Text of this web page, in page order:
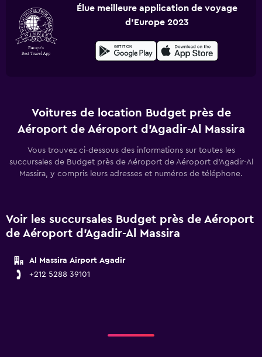
Élue meilleure application de voyage
d'Europe 2023
Voitures de location Budget près de
Aéroport de Aéroport d'Agadir-Al Massira
Vous trouvez ci-dessous des informations sur toutes les
succursales de Budget près de Aéroport de Aéroport d'Agadir-Al
Massira, y compris leurs adresses et numéros de téléphone.
Voir les succursales Budget près de Aéroport
de Aéroport d'Agadir-Al Massira
Al Massira Airport Agadir
+212 5288 39101